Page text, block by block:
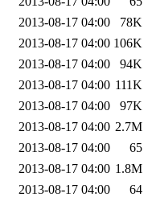
2013-08-17 04:00
78K
2013-08-17 04:00 106K
2013-08-17 04:00
94K
2013-08-17 04:00 111K
2013-08-17 04:00
97K
2013-08-17 04:00 2.7M
2013-08-17 04:00
65
2013-08-17 04:00 1.8M
2013-08-17 04:00
64